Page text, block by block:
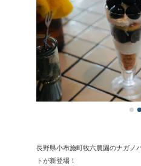
長野県小布施町牧六農園のナガノ
トが新登場！